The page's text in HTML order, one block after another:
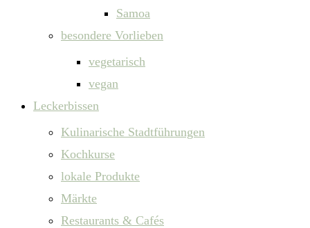
Samoa
besondere Vorlieben
vegetarisch
vegan
Leckerbissen
Kulinarische Stadtführungen
Kochkurse
lokale Produkte
Märkte
Restaurants & Cafés